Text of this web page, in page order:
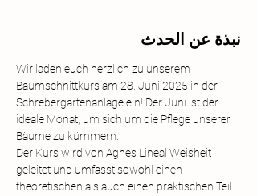
نبذة عن الحدث
Wir laden euch herzlich zu unserem
Baumschnittkurs am 28. Juni 2025 in der
Schrebergartenanlage ein! Der Juni ist der
ideale Monat, um sich um die Pflege unserer
Bäume zu kümmern.
Der Kurs wird von Agnes Lineal Weisheit
geleitet und umfasst sowohl einen
theoretischen als auch einen praktischen Teil.